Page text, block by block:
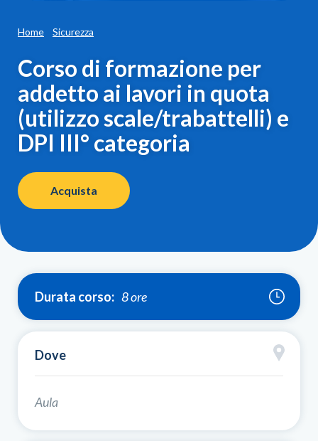
Home Sicurezza
Corso di formazione per
addetto ai lavori in quota
(utilizzo scale/trabattelli) e
DPI III° categoria
Acquista
Durata corso: 8 ore
Dove
Aula